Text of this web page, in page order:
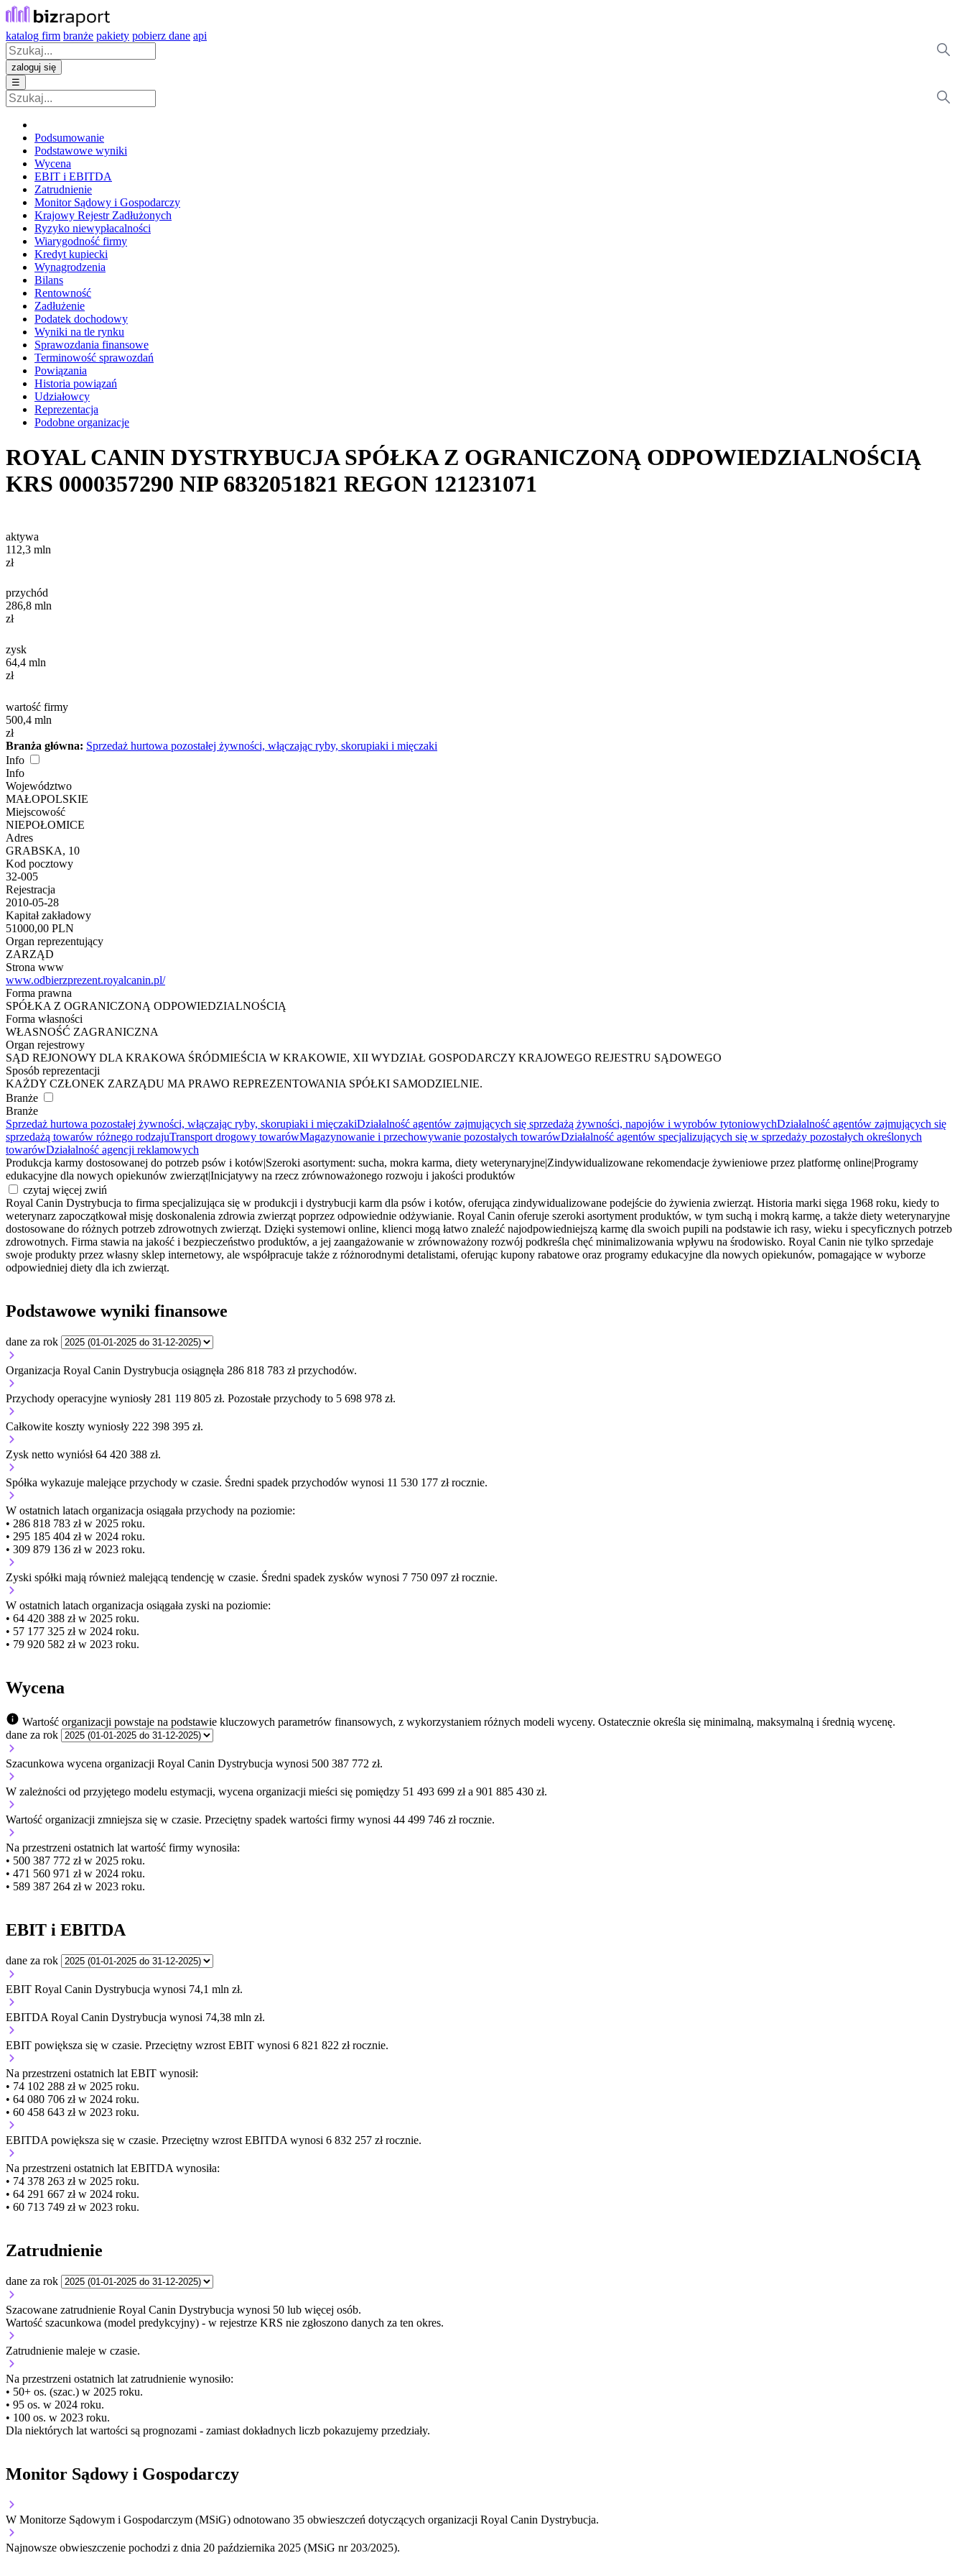
katalog firm branże pakiety pobierz dane api
zaloguj się
☰
Podsumowanie
Podstawowe wyniki
Wycena
EBIT i EBITDA
Zatrudnienie
Monitor Sądowy i Gospodarczy
Krajowy Rejestr Zadłużonych
Ryzyko niewypłacalności
Wiarygodność firmy
Kredyt kupiecki
Wynagrodzenia
Bilans
Rentowność
Zadłużenie
Podatek dochodowy
Wyniki na tle rynku
Sprawozdania finansowe
Terminowość sprawozdań
Powiązania
Historia powiązań
Udziałowcy
Reprezentacja
Podobne organizacje
ROYAL CANIN DYSTRYBUCJA SPÓŁKA Z OGRANICZONĄ ODPOWIEDZIALNOŚCIĄ
KRS 0000357290 NIP 6832051821 REGON 121231071
aktywa
112,3 mln
zł
przychód
286,8 mln
zł
zysk
64,4 mln
zł
wartość firmy
500,4 mln
zł
Branża główna: Sprzedaż hurtowa pozostałej żywności, włączając ryby, skorupiaki i mięczaki
Info
Info
Województwo
MAŁOPOLSKIE
Miejscowość
NIEPOŁOMICE
Adres
GRABSKA, 10
Kod pocztowy
32-005
Rejestracja
2010-05-28
Kapitał zakładowy
51000,00 PLN
Organ reprezentujący
ZARZĄD
Strona www
www.odbierzprezent.royalcanin.pl/
Forma prawna
SPÓŁKA Z OGRANICZONĄ ODPOWIEDZIALNOŚCIĄ
Forma własności
WŁASNOŚĆ ZAGRANICZNA
Organ rejestrowy
SĄD REJONOWY DLA KRAKOWA ŚRÓDMIEŚCIA W KRAKOWIE, XII WYDZIAŁ GOSPODARCZY KRAJOWEGO REJESTRU SĄDOWEGO
Sposób reprezentacji
KAŻDY CZŁONEK ZARZĄDU MA PRAWO REPREZENTOWANIA SPÓŁKI SAMODZIELNIE.
Branże
Branże
Sprzedaż hurtowa pozostałej żywności, włączając ryby, skorupiaki i mięczakiDziałalność agentów zajmujących się sprzedażą żywności, napojów i wyrobów tytoniowychDziałalność agentów zajmujących się
sprzedażą towarów różnego rodzajuTransport drogowy towarówMagazynowanie i przechowywanie pozostałych towarówDziałalność agentów specjalizujących się w sprzedaży pozostałych określonych
towarówDziałalność agencji reklamowych
Produkcja karmy dostosowanej do potrzeb psów i kotów Szeroki asortyment: sucha, mokra karma, diety weterynaryjneZindywidualizowane rekomendacje żywieniowe przez platformę onlineProgramy
edukacyjne dla nowych opiekunów zwierząt|Inicjatywy na rzecz zrównoważonego rozwoju i jakości produktów
czytaj więcej zwiń
Royal Canin Dystrybucja to firma specjalizująca się w produkcji i dystrybucji karm dla psów i kotów, oferująca zindywidualizowane podejście do żywienia zwierząt. Historia marki sięga 1968 roku, kiedy to
weterynarz zapoczątkował misję doskonalenia zdrowia zwierząt poprzez odpowiednie odżywianie. Royal Canin oferuje szeroki asortyment produktów, w tym suchą i mokrą karmę, a także diety weterynaryjne
dostosowane do różnych potrzeb zdrowotnych zwierząt. Dzięki systemowi online, klienci mogą łatwo znaleźć najodpowiedniejszą karmę dla swoich pupili na podstawie ich rasy, wieku i specyficznych potrzeb
zdrowotnych. Firma stawia na jakość i bezpieczeństwo produktów, a jej zaangażowanie w zrównoważony rozwój podkreśla chęć minimalizowania wpływu na środowisko. Royal Canin nie tylko sprzedaje
swoje produkty przez własny sklep internetowy, ale współpracuje także z różnorodnymi detalistami, oferując kupony rabatowe oraz programy edukacyjne dla nowych opiekunów, pomagające w wyborze
odpowiedniej diety dla ich zwierząt.
Podstawowe wyniki finansowe
dane za rok
Organizacja Royal Canin Dystrybucja osiągnęła 286 818 783 zł przychodów.
Przychody operacyjne wyniosły 281 119 805 zł. Pozostałe przychody to 5 698 978 zł.
Całkowite koszty wyniosły 222 398 395 zł.
Zysk netto wyniósł 64 420 388 zł.
Spółka wykazuje malejące przychody w czasie. Średni spadek przychodów wynosi 11 530 177 zł rocznie.
W ostatnich latach organizacja osiągała przychody na poziomie:
• 286 818 783 zł w 2025 roku.
• 295 185 404 zł w 2024 roku.
• 309 879 136 zł w 2023 roku.
Zyski spółki mają również malejącą tendencję w czasie. Średni spadek zysków wynosi 7 750 097 zł rocznie.
W ostatnich latach organizacja osiągała zyski na poziomie:
• 64 420 388 zł w 2025 roku.
• 57 177 325 zł w 2024 roku.
• 79 920 582 zł w 2023 roku.
Wycena
Wartość organizacji powstaje na podstawie kluczowych parametrów finansowych, z wykorzystaniem różnych modeli wyceny. Ostatecznie określa się minimalną, maksymalną i średnią wycenę.
dane za rok
Szacunkowa wycena organizacji Royal Canin Dystrybucja wynosi 500 387 772 zł.
W zależności od przyjętego modelu estymacji, wycena organizacji mieści się pomiędzy 51 493 699 zł a 901 885 430 zł.
Wartość organizacji zmniejsza się w czasie. Przeciętny spadek wartości firmy wynosi 44 499 746 zł rocznie.
Na przestrzeni ostatnich lat wartość firmy wynosiła:
• 500 387 772 zł w 2025 roku.
• 471 560 971 zł w 2024 roku.
• 589 387 264 zł w 2023 roku.
EBIT i EBITDA
dane za rok
EBIT Royal Canin Dystrybucja wynosi 74,1 mln zł.
EBITDA Royal Canin Dystrybucja wynosi 74,38 mln zł.
EBIT powiększa się w czasie. Przeciętny wzrost EBIT wynosi 6 821 822 zł rocznie.
Na przestrzeni ostatnich lat EBIT wynosił:
• 74 102 288 zł w 2025 roku.
• 64 080 706 zł w 2024 roku.
• 60 458 643 zł w 2023 roku.
EBITDA powiększa się w czasie. Przeciętny wzrost EBITDA wynosi 6 832 257 zł rocznie.
Na przestrzeni ostatnich lat EBITDA wynosiła:
• 74 378 263 zł w 2025 roku.
• 64 291 667 zł w 2024 roku.
• 60 713 749 zł w 2023 roku.
Zatrudnienie
dane za rok
Szacowane zatrudnienie Royal Canin Dystrybucja wynosi 50 lub więcej osób.
Wartość szacunkowa (model predykcyjny) - w rejestrze KRS nie zgłoszono danych za ten okres.
Zatrudnienie maleje w czasie.
Na przestrzeni ostatnich lat zatrudnienie wynosiło:
• 50+ os. (szac.) w 2025 roku.
• 95 os. w 2024 roku.
• 100 os. w 2023 roku.
Dla niektórych lat wartości są prognozami - zamiast dokładnych liczb pokazujemy przedziały.
Monitor Sądowy i Gospodarczy
W Monitorze Sądowym i Gospodarczym (MSiG) odnotowano 35 obwieszczeń dotyczących organizacji Royal Canin Dystrybucja.
Najnowsze obwieszczenie pochodzi z dnia 20 października 2025 (MSiG nr 203/2025).